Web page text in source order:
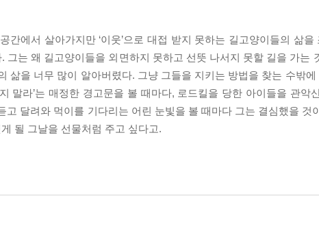
간에서 살아가지만 ‘이웃’으로 대접 받지 못하는 길고양이들의 삶을
는 왜 길고양이들을 외면하지 못하고 선뜻 나서지 못할 길을 가는
삶을 너무 많이 알아버렸다. 그냥 그들을 지키는 방법을 찾는 수밖에
말라’는 매정한 경고문을 볼 때마다, 로드킬을 당한 아이들을 관악
달려와 먹이를 기다리는 어린 눈빛을 볼 때마다 그는 결심했을 것
될 그날을 선물처럼 주고 싶다고.